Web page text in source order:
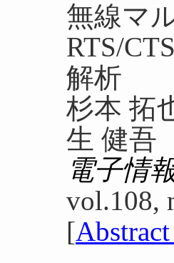
無線マ
RTS/
解析
杉本 拓
生 健吾
電子情
vol.108,
[Abstract